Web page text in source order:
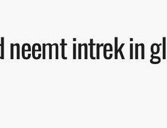
neemt intrek in